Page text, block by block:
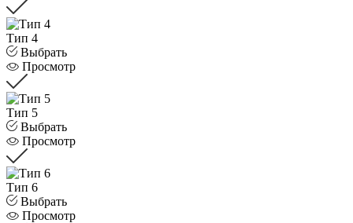
Тип 4
Выбрать
Просмотр
Тип 5
Выбрать
Просмотр
Тип 6
Выбрать
Просмотр